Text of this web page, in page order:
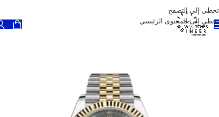
تخطي إلى التصفح
تخطي إلى المحتوى الرئيسي